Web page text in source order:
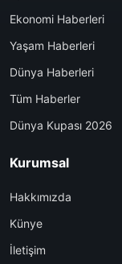
Ekonomi Haberleri
Yaşam Haberleri
Dünya Haberleri
Tüm Haberler
Dünya Kupası 2026
Kurumsal
Hakkımızda
Künye
İletişim